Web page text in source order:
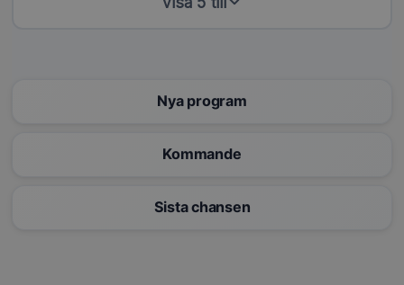
Nya program
Kommande
Sista chansen